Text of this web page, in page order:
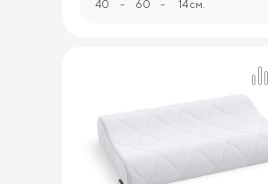
40 - 60 - 14 см.